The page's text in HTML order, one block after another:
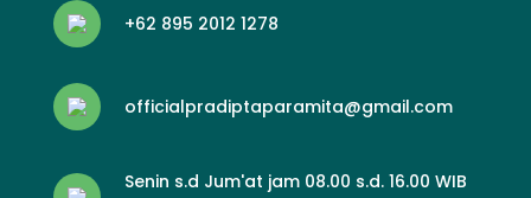
+62 895 2012 1278
officialpradiptaparamita@gmail.com
Senin s.d Jum'at jam 08.00 s.d. 16.00 WIB